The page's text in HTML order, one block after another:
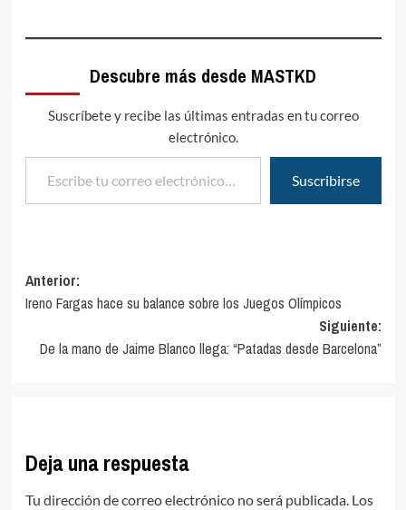
Descubre más desde MASTKD
Suscríbete y recibe las últimas entradas en tu correo
electrónico.
Escribe tu correo electrónico…
Suscribirse
Navegación
de
entradas
Anterior:
Ireno Fargas hace su balance sobre los Juegos Olímpicos
Siguiente:
De la mano de Jaime Blanco llega: “Patadas desde Barcelona”
Deja una respuesta
Tu dirección de correo electrónico no será publicada. Los